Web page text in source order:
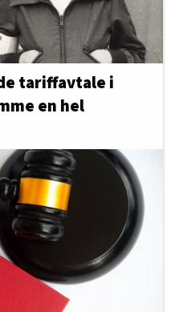
tariffavtale i
en hel